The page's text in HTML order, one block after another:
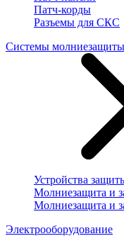
Патч-корды
Разъемы для СКС
Системы молниезащиты
Устройства
Молниезащита и
Молниезащита и
Электрооборудование